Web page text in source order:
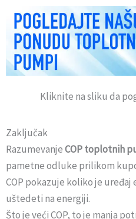
Kliknite na sliku da
Zaključak
RazumevanjeCOP toplotnih
pametne odluke prilikom
COP pokazuje koliko je
uštedeti na energiji.
Što je veći COP, to je manja